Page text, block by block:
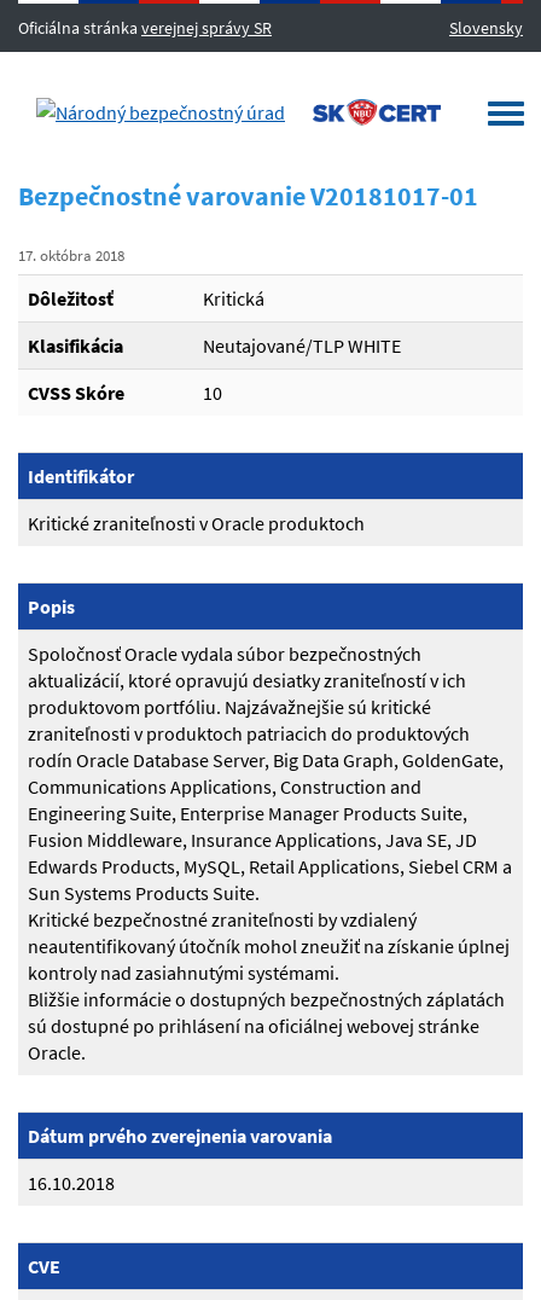
Oficiálna stránka verejnej správy SR Slovensky
MENU
Bezpečnostné varovanie V20181017-01
17. októbra 2018
Dôležitosť
Kritická
Klasifikácia
Neutajované/TLP WHITE
CVSS Skóre
10
Identifikátor
Kritické zraniteľnosti v Oracle produktoch
Popis
Spoločnosť Oracle vydala súbor bezpečnostných
aktualizácií, ktoré opravujú desiatky zraniteľností v ich
produktovom portfóliu. Najzávažnejšie sú kritické
zraniteľnosti v produktoch patriacich do produktových
rodín Oracle Database Server, Big Data Graph, GoldenGate,
Communications Applications, Construction and
Engineering Suite, Enterprise Manager Products Suite,
Fusion Middleware, Insurance Applications, Java SE, JD
Edwards Products, MySQL, Retail Applications, Siebel CRM a
Sun Systems Products Suite.
Kritické bezpečnostné zraniteľnosti by vzdialený
neautentifikovaný útočník mohol zneužiť na získanie úplnej
kontroly nad zasiahnutými systémami.
Bližšie informácie o dostupných bezpečnostných záplatách
sú dostupné po prihlásení na oficiálnej webovej stránke
Oracle.
Dátum prvého zverejnenia varovania
16.10.2018
CVE